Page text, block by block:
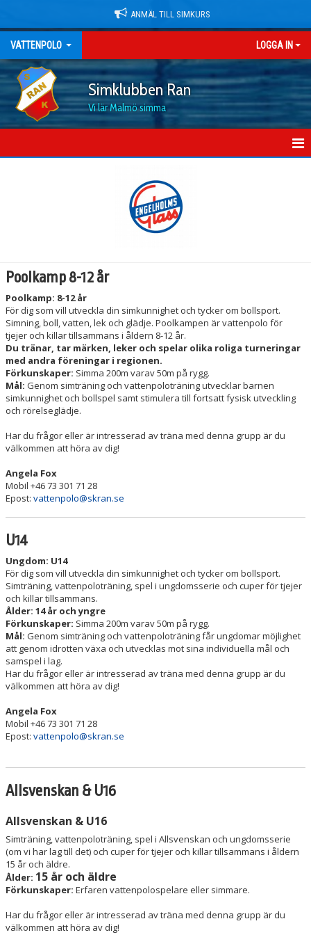
ANMÄL TILL SIMKURS
VATTENPOLO LOGGA IN
Simklubben Ran
Vi lär Malmö simma
Poolkamp 8-12 år
Poolkamp: 8-12 år
För dig som vill utveckla din simkunnighet och tycker om bollsport.
Simning, boll, vatten, lek och glädje. Poolkampen är vattenpolo för
tjejer och killar tillsammans i åldern 8-12 år.
Du tränar, tar märken, leker och spelar olika roliga turneringar
med andra föreningar i regionen.
Förkunskaper: Simma 200m varav 50m på rygg.
Mål: Genom simträning och vattenpoloträning utvecklar barnen
simkunnighet och bollspel samt stimulera till fortsatt fysisk utveckling
och rörelseglädje.
Har du frågor eller är intresserad av träna med denna grupp är du
välkommen att höra av dig!
Angela Fox
Mobil +46 73 301 71 28
Epost: vattenpolo@skran.se
U14
Ungdom: U14
För dig som vill utveckla din simkunnighet och tycker om bollsport.
Simträning, vattenpoloträning, spel i ungdomsserie och cuper för tjejer
och killar tillsammans.
Ålder: 14 år och yngre
Förkunskaper: Simma 200m varav 50m på rygg.
Mål: Genom simträning och vattenpoloträning får ungdomar möjlighet
att genom idrotten växa och utvecklas mot sina individuella mål och
samspel i lag.
Har du frågor eller är intresserad av träna med denna grupp är du
välkommen att höra av dig!
Angela Fox
Mobil +46 73 301 71 28
Epost: vattenpolo@skran.se
Allsvenskan & U16
Allsvenskan & U16
Simträning, vattenpoloträning, spel i Allsvenskan och ungdomsserie
(om vi har lag till det) och cuper för tjejer och killar tillsammans i åldern
15 år och äldre.
Ålder: 15 år och äldre
Förkunskaper: Erfaren vattenpolospelare eller simmare.
Har du frågor eller är intresserad av träna med denna grupp är du
välkommen att höra av dig!